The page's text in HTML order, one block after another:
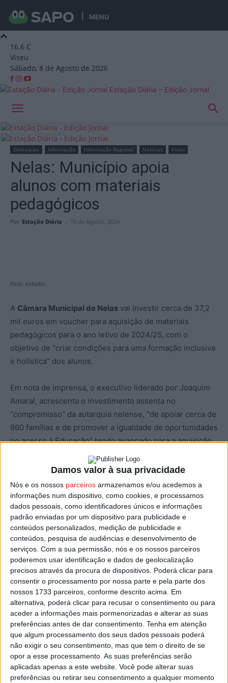
Damos valor à sua privacidade
Nós e os nossos parceiros armazenamos e/ou acedemos a
informações num dispositivo, como cookies, e processamos
dados pessoais, como identificadores únicos e informações
padrão enviadas por um dispositivo para publicidade e
conteúdos personalizados, medição de publicidade e
conteúdos, pesquisa de audiências e desenvolvimento de
serviços. Com a sua permissão, nós e os nossos parceiros
poderemos usar identificação e dados de geolocalização
precisos através da procura de dispositivos. Poderá clicar para
consentir o processamento por nossa parte e pela parte dos
nossos 1733 parceiros, conforme descrito acima. Em
alternativa, poderá clicar para recusar o consentimento ou para
aceder a informações mais pormenorizadas e alterar as suas
preferências antes de dar consentimento. Tenha em atenção
que algum processamento dos seus dados pessoais poderá
não exigir o seu consentimento, mas que tem o direito de se
opor a esse processamento. As suas preferências serão
aplicadas apenas a este website. Você pode alterar suas
preferências ou retirar seu consentimento a qualquer momento
MENU
16.6 C
Viseu
Sábado, 8 de Agosto de 2026
Estação Diária – Edição Jornal
Início Destaques
Destaques Informação Informação Regional Notícias Viseu
Nelas: Município apoia
alunos com materiais
pedagógicos
Por Estação Diária - 10 de Agosto, 2024
Foto: kstudio
A Câmara Municipal de Nelas vai investir cerca de 37,2
mil euros em voucher para aquisição de materiais
pedagógicos para o ano letivo de 2024/25, com o
objetivo de “criar condições para uma formação inclusiva
e holística” dos alunos.
Em nota de imprensa, o executivo liderado por Joaquim
Amaral, acrescenta o investimento assenta no
“compromisso” da autarquia nelense, “de apoiar cerca de
860 famílias e de promover a igualdade de oportunidades
no acesso à Educação” tendo avançado para a aquisição
de “materiais pedagógicos, nas papelarias do concelho”
para o pré-escolar e primeiro ciclo do ensino público ou
privado.
A Câmara de Nelas avançou ainda que apoia também na
aquisição de livros de fichas do primeiro ciclo, e que
serão disponibilizados os manuais de Inglês e os das
Atividades de Enriquecimento Curricular (AEC).
Para isso, acrescenta, os encarregados de educação
devem dirigir-se, a partir de 21 de agosto, ao Serviço de
Educação, no edifício Multiusos em Nelas.
Esta e outras notícias para ouvir na Estação Diária – 96.8
FM ou emwww.968.fm
Pub